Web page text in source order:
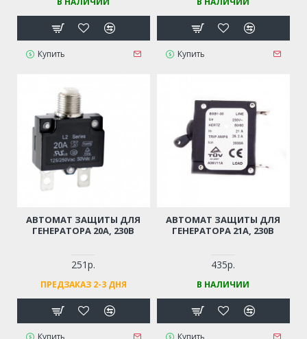
Купить Купить
АВТОМАТ ЗАЩИТЫ ДЛЯ
ГЕНЕРАТОРА 20А, 230В
251р.
ПРЕДЗАКАЗ 2-3 ДНЯ
Купить
АВТОМАТ ЗАЩИТЫ ДЛЯ
ГЕНЕРАТОРА 21А, 230В
435р.
В НАЛИЧИИ
Купить